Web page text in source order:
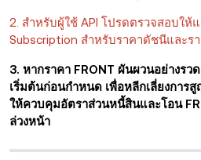
2. สำหรับผู้ใช้ API โปรดตรวจสอบให้
Subscription สำหรับราคาดัชนีและรา
3. หากราคา FRONT ผันผวนอย่างรว
เริ่มต้นก่อนกำหนด เพื่อหลีกเลี่ยงการ
ให้ควบคุมอัตราส่วนหนี้สินและโอน
ล่วงหน้า